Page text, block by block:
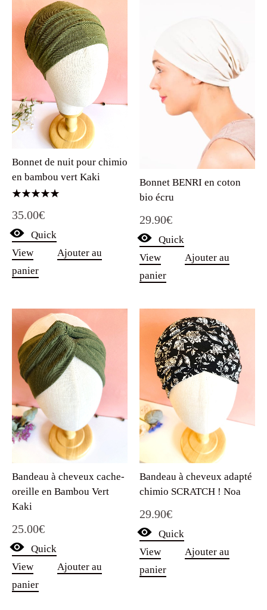
Bonnet de nuit pour chimio
en bambou vert Kaki
5.00
35.00€
Quick
View
Ajouter au
panier
Bonnet BENRI en coton
bio écru
29.90€
Quick
View
Ajouter au
panier
Bandeau à cheveux cache-
oreille en Bambou Vert
Kaki
25.00€
Quick
View
Ajouter au
panier
Bandeau à cheveux adapté
chimio SCRATCH ! Noa
29.90€
Quick
View
Ajouter au
panier